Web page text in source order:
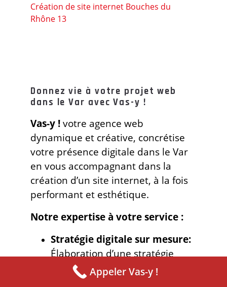
Création de site internet Bouches du
Rhône 13
Donnez vie à votre projet web
dans le Var avec Vas-y !
Vas-y ! votre agence web
dynamique et créative, concrétise
votre présence digitale dans le Var
en vous accompagnant dans la
création d’un site internet, à la fois
performant et esthétique.
Notre expertise à votre service :
Stratégie digitale sur mesure:
Élaboration d’une stratégie
digitale cohérente et adaptée
aux objectifs spécifiques de
Appeler Vas-y !